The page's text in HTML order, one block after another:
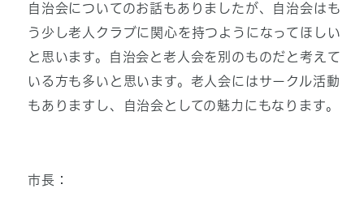
自治会についてのお話もありましたが、自治会はも
う少し老人クラブに関心を持つようになってほしい
と思います。自治会と老人会を別のものだと考えて
いる方も多いと思います。老人会にはサークル活動
もありますし、自治会としての魅力にもなります。
市長：